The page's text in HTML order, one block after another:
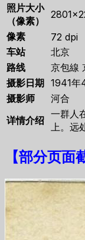
照片大小
（像素）
像素
72 dpi
车站
北京
路线
京包線
摄影日期 1941年
摄影师
河合
详情介绍
一群人
上。远
【部分页面